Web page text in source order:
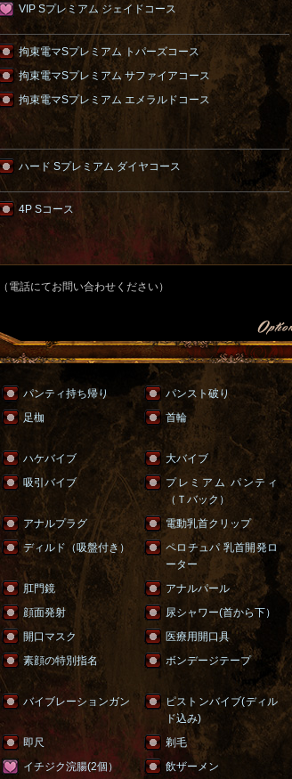
VIP Sプレミアム ジェイドコース
拘束電マSプレミアム トパーズコース
拘束電マSプレミアム サファイアコース
拘束電マSプレミアム エメラルドコース
ハード Sプレミアム ダイヤコース
4P Sコース
電話にてお問い合わせください）
パンティ持ち帰り
パンスト破り
足枷 首輪
ハケバイブ
大バイブ
吸引バイブ
プレミアム パンティ
（Ｔバック）
アナルプラグ
電動乳首クリップ
ディルド（吸盤付き）
ペロチュパ 乳首開発ロ
ーター
肛門鏡
アナルパール
顔面発射
尿シャワー(首から下）
開口マスク
医療用開口具
素顔の特別指名 ボンデージテープ
バイブレーションガン
ピストンバイブ(ディル
ド込み)
即尺
剃毛
イチジク浣腸(2個） 飲ザーメン